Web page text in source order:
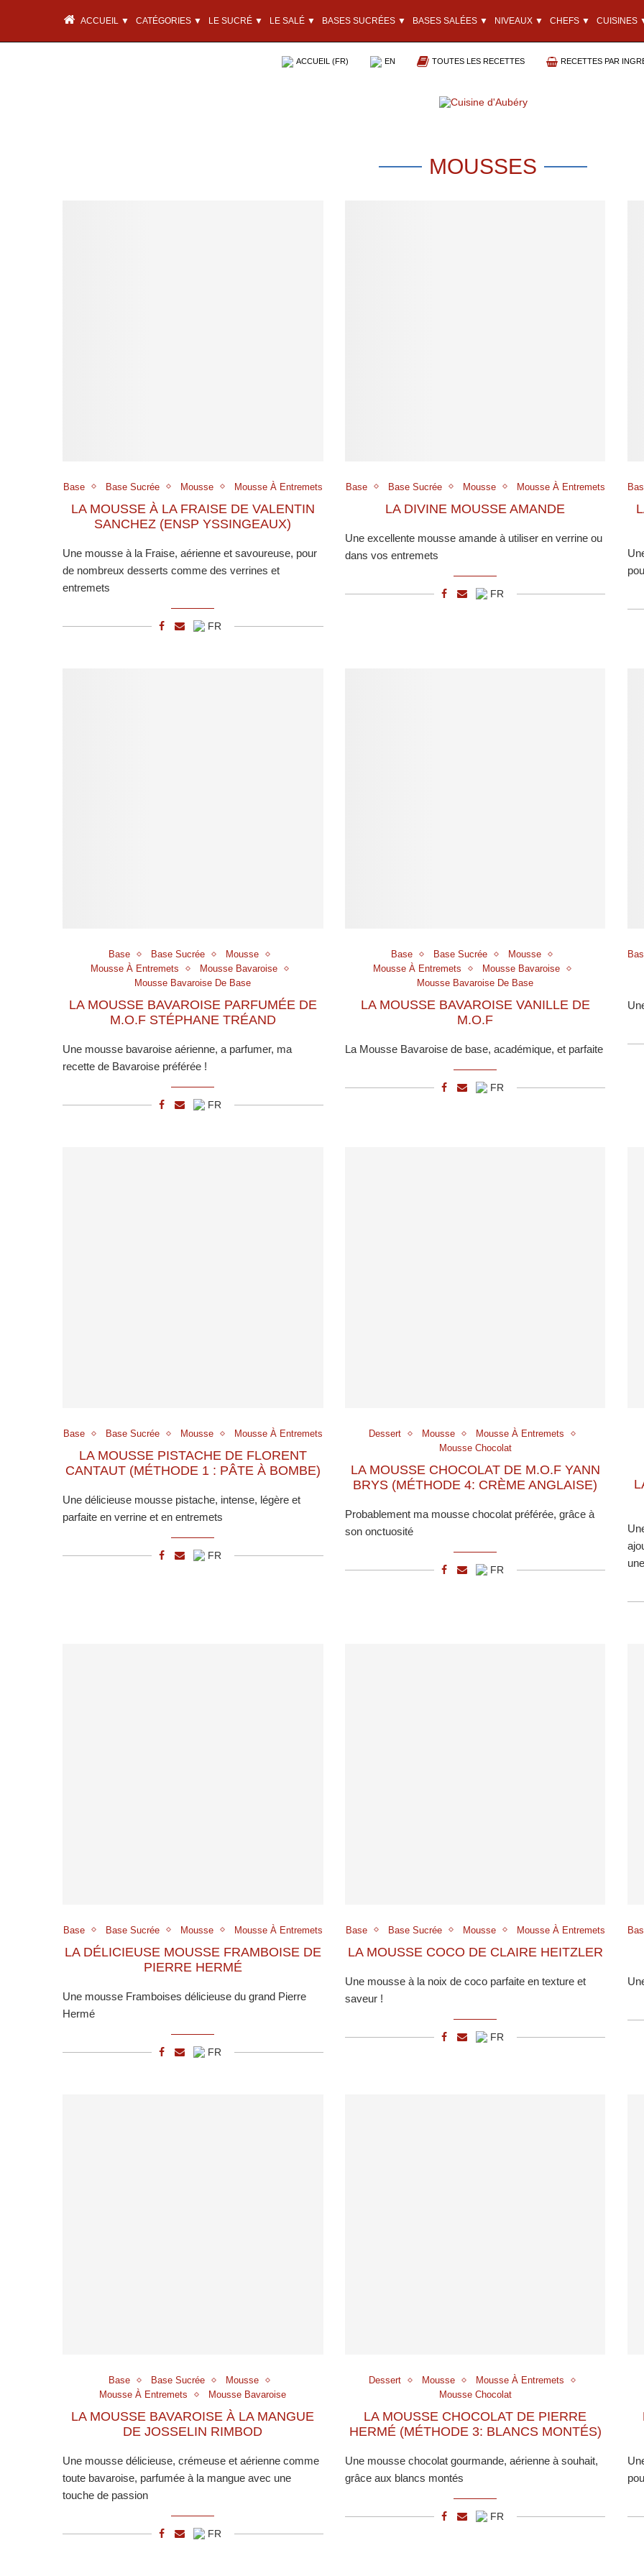
ACCUEIL ▼ CATÉGORIES ▼ LE SUCRÉ ▼ LE SALÉ ▼ BASES SUCRÉES ▼ BASES SALÉES ▼ NIVEAUX ▼ CHEFS ▼ CUISINES
ACCUEIL (FR) EN TOUTES LES RECETTES RECETTES PAR
MOUSSES
Base Base Sucrée Mousse Mousse À Entremets
LA MOUSSE À LA FRAISE DE VALENTIN
SANCHEZ (ENSP YSSINGEAUX)
Une mousse à la Fraise, aérienne et savoureuse, pour
de nombreux desserts comme des verrines et
entremets
FR
Base Base Sucrée Mousse Mousse À Entremets
LA DIVINE MOUSSE AMANDE
Une excellente mousse amande à utiliser en verrine ou
dans vos entremets
FR
Base Base Sucrée
Mousse
Mousse À Entremets
Mousse Bavaroise
Mousse Bavaroise De Base
LA MOUSSE BAVAROISE PARFUMÉE DE
M.O.F STÉPHANE TRÉAND
Une mousse bavaroise aérienne, a parfumer, ma
recette de Bavaroise préférée !
FR
Base Base Sucrée
Mousse
Mousse À Entremets
Mousse Bavaroise
Mousse Bavaroise De Base
LA MOUSSE BAVAROISE VANILLE DE
M.O.F
La Mousse Bavaroise de base, académique, et parfaite
FR
Base Base Sucrée Mousse Mousse À Entremets
LA MOUSSE PISTACHE DE FLORENT
CANTAUT (MÉTHODE 1 : PÂTE À BOMBE)
Une délicieuse mousse pistache, intense, légère et
parfaite en verrine et en entremets
FR
Dessert Mousse
Mousse À Entremets
Mousse Chocolat
LA MOUSSE CHOCOLAT DE M.O.F YANN
BRYS (MÉTHODE 4: CRÈME ANGLAISE)
Probablement ma mousse chocolat préférée, grâce à
son onctuosité
FR
Base Base Sucrée Mousse Mousse À Entremets
LA DÉLICIEUSE MOUSSE FRAMBOISE DE
PIERRE HERMÉ
Une mousse Framboises délicieuse du grand Pierre
Hermé
FR
Base Base Sucrée Mousse Mousse À Entremets
LA MOUSSE COCO DE CLAIRE HEITZLER
Une mousse à la noix de coco parfaite en texture et
saveur !
FR
Base Base Sucrée
Mousse
Mousse À Entremets
Mousse Bavaroise
LA MOUSSE BAVAROISE À LA MANGUE
DE JOSSELIN RIMBOD
Une mousse délicieuse, crémeuse et aérienne comme
toute bavaroise, parfumée à la mangue avec une
touche de passion
FR
Dessert Mousse
Mousse À Entremets
Mousse Chocolat
LA MOUSSE CHOCOLAT DE PIERRE
HERMÉ (MÉTHODE 3: BLANCS MONTÉS)
Une mousse chocolat gourmande, aérienne à souhait,
grâce aux blancs montés
FR